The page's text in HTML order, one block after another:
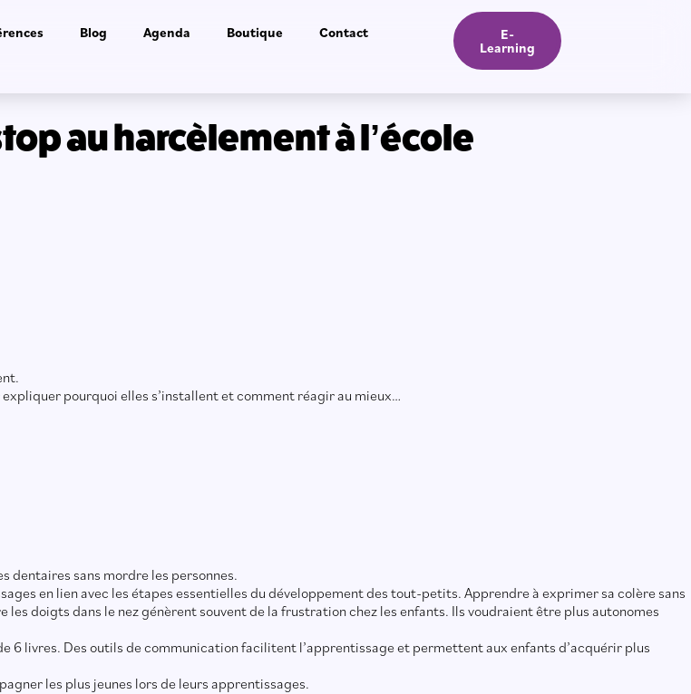
Blog Agenda Boutique Contact E-
Learning
au harcèlement à l’école
pourquoi elles s’installent et comment réagir au mieux…
dentaires sans mordre les personnes.
en lien avec les étapes essentielles du développement des tout-petits. Apprendre à exprimer sa colère sans
doigts dans le nez génèrent souvent de la frustration chez les enfants. Ils voudraient être plus autonomes
6 livres. Des outils de communication facilitent l’apprentissage et permettent aux enfants d’acquérir plus
les plus jeunes lors de leurs apprentissages.